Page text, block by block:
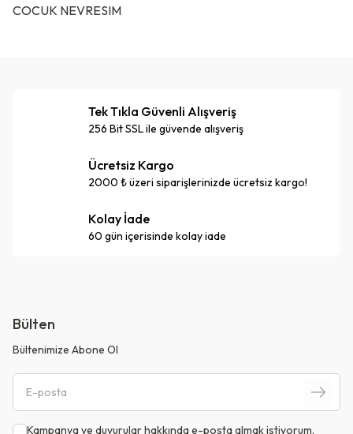
COCUK NEVRESIM
Tek Tıkla Güvenli Alışveriş
256 Bit SSL ile güvende alışveriş
Ücretsiz Kargo
2000 ₺ üzeri siparişlerinizde ücretsiz kargo!
Kolay İade
60 gün içerisinde kolay iade
Bülten
Bültenimize Abone Ol
Kampanya ve duyurular hakkında e-posta almak istiyorum.